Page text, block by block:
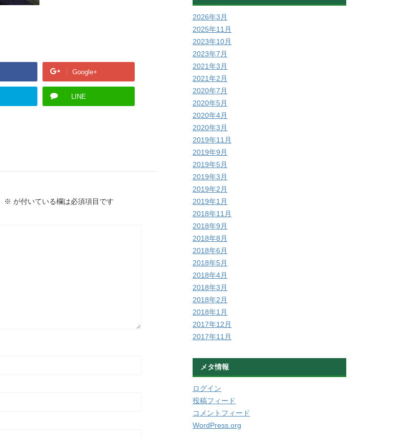
Google+
LINE
※ が付いている欄は必須項目です
2026年3月
2025年11月
2023年10月
2023年7月
2021年3月
2021年2月
2020年7月
2020年5月
2020年4月
2020年3月
2019年11月
2019年9月
2019年5月
2019年3月
2019年2月
2019年1月
2018年11月
2018年9月
2018年8月
2018年6月
2018年5月
2018年4月
2018年3月
2018年2月
2018年1月
2017年12月
2017年11月
メタ情報
ログイン
投稿フィード
コメントフィード
WordPress.org